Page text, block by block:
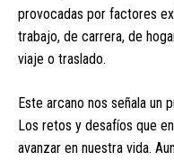
provocadas por factores
trabajo, de carrera, de
viaje o traslado.
Este arcano nos señala un
Los retos y desafíos que
avanzar en nuestra vida.